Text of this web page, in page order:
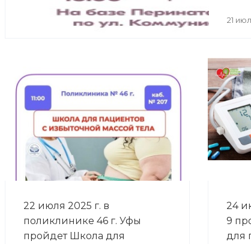
21
22 июля 2025 г. в
поликлинике 46 г. Уфы
пройдет Школа для
24
9
для